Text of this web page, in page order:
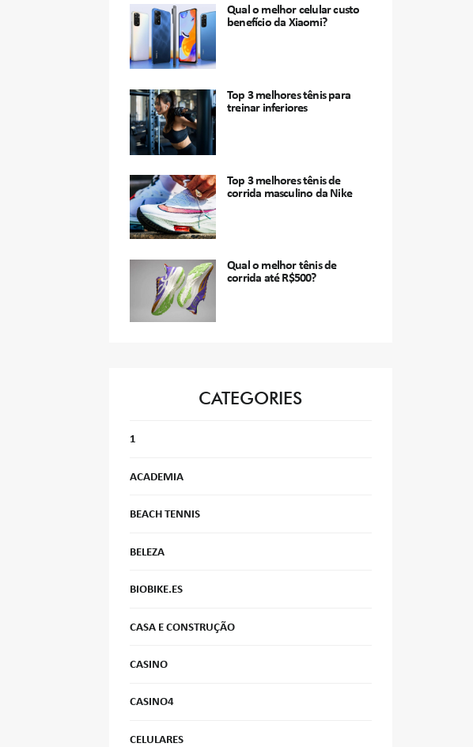
Qual o melhor celular custo
benefício da Xiaomi?
Top 3 melhores tênis para
treinar inferiores
Top 3 melhores tênis de
corrida masculino da Nike
Qual o melhor tênis de
corrida até R$500?
CATEGORIES
1
ACADEMIA
BEACH TENNIS
BELEZA
BIOBIKE.ES
CASA E CONSTRUÇÃO
CASINO
CASINO4
CELULARES